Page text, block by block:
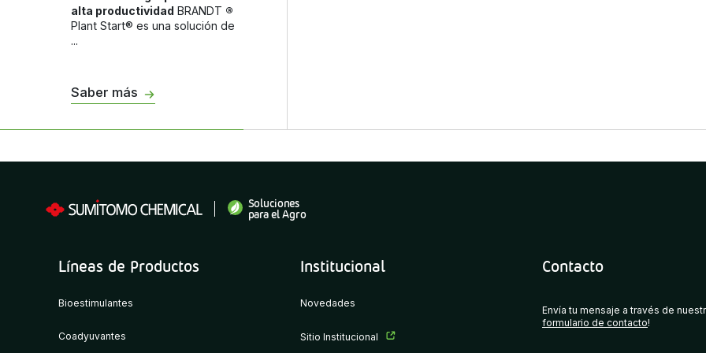
alta productividad BRANDT ®
Plant Start® es una solución de
...
Saber más
Soluciones
para el Agro
Líneas de Productos
Bioestimulantes
Coadyuvantes
Institucional
Novedades
Sitio Institucional
Contacto
Envía tu mensaje a través de
formulario de contacto!